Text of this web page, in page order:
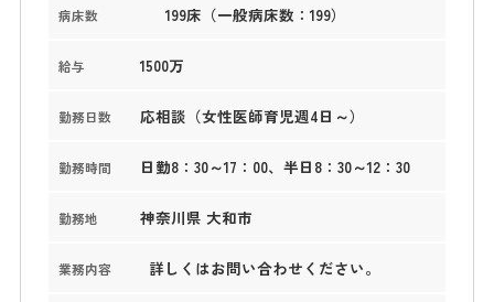
病床数 199床（一般病床数：199）
給与 1500万
勤務日数 応相談（女性医師育児週4日～）
勤務時間 日勤8：30～17：00、半日8：30～12：30
勤務地 神奈川県 大和市
業務内容 詳しくはお問い合わせください。